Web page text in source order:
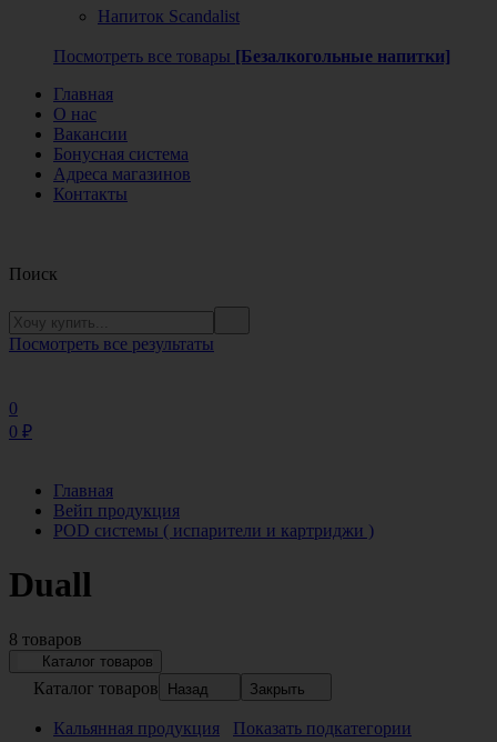
Напиток Scandalist
Посмотреть все товары [Безалкогольные напитки]
Главная
О нас
Вакансии
Бонусная система
Адреса магазинов
Контакты
Поиск
Посмотреть все результаты
0
0 ₽
Главная
Вейп продукция
POD системы ( испарители и картриджи )
Duall
8 товаров
Каталог товаров
Каталог товаров Назад Закрыть
Кальянная продукция
Показать подкатегории